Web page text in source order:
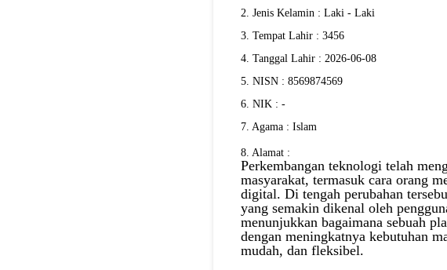
2. Jenis Kelamin : Laki - Laki
3. Tempat Lahir : 3456
4. Tanggal Lahir : 2026-06-08
5. NISN : 8569874569
6. NIK : -
7. Agama : Islam
8. Alamat :
Perkembangan teknologi telah
masyarakat, termasuk cara orang
digital. Di tengah perubahan
yang semakin dikenal oleh
menunjukkan bagaimana sebuah
dengan meningkatnya kebutuhan
mudah, dan fleksibel.